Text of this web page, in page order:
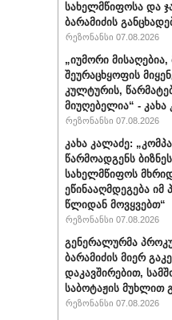
სახელმწიფოსა და
ბარამიძის
რეზონანსი 07.08.2026
„იუმორი
შეურაცხყოფის
კულტურის,
მიუღებელია“ - კახა
რეზონანსი 07.08.2026
კახა კალაძე:
წარმოადგენს
სახელმწიფოს
ეწინააღმდეგება იმ
წლიდან მოვყვებთ“
რეზონანსი 07.08.2026
გენერალურმა
ბარამიძის მიერ
დაკავშირებით,
საბოტაჟის მუხლით
რეზონანსი 07.08.2026